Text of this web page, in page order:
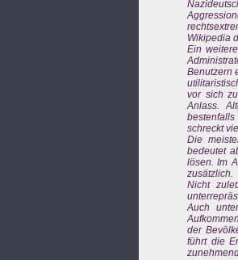
Wikipedia
Ein
Benutzern
vor sich
Anlass.
schreckt
Die
bedeutet
lösen. Im
zusätzlich.
Nicht
Auch
der
führt die